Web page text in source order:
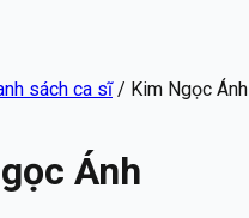
sách ca sĩ/ Kim Ngọc Ánh
Ánh